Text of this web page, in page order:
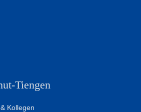
Tiengen
Kollegen